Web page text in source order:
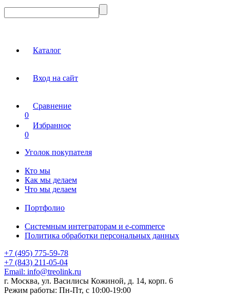
Каталог
Вход на сайт
Сравнение
0
Избранное
0
Уголок покупателя
Кто мы
Как мы делаем
Что мы делаем
Портфолио
Системным интеграторам и e-commerce
Политика обработки персональных данных
+7 (495) 775-59-78
+7 (843) 211-05-04
Email: info@treolink.ru
г. Москва, ул. Василисы Кожиной, д. 14, корп. 6
Режим работы: Пн-Пт, с 10:00-19:00